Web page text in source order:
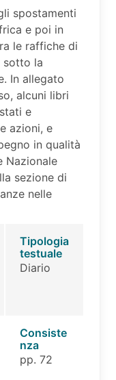
spostamenti
e poi in
le raffiche di
sotto la
In allegato
alcuni libri
e
azioni, e
in qualità
Nazionale
sezione di
nelle
Tipologia
testuale
Diario
Consiste
nza
pp. 72